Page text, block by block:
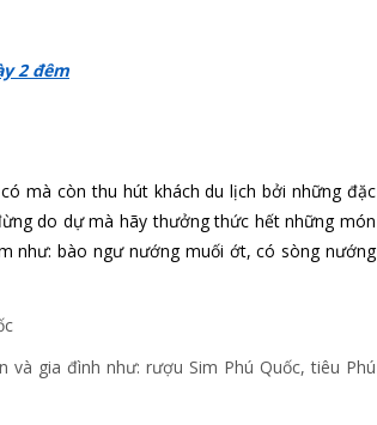
2 đêm
mà còn thu hút khách du lịch bởi những đặc
do dự mà hãy thưởng thức hết những món
như: bào ngư nướng muối ớt, có sòng nướng
gia đình như: rượu Sim Phú Quốc, tiêu Phú